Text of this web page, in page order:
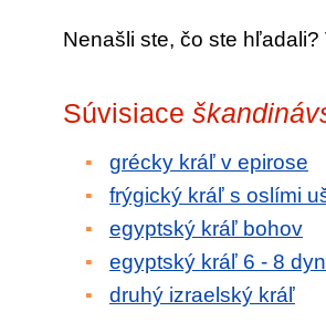
Nenašli ste, čo ste
Súvisiace
grécky kráľ v epirose
frýgický kráľ s oslími
egyptský kráľ bohov
egyptský kráľ 6 - 8
druhý izraelský kráľ